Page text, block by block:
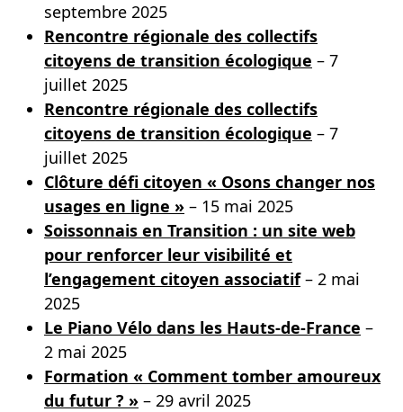
septembre 2025
Rencontre régionale des collectifs
citoyens de transition écologique – 7
juillet 2025
Rencontre régionale des collectifs
citoyens de transition écologique – 7
juillet 2025
Clôture défi citoyen « Osons changer nos
usages en ligne » – 15 mai 2025
Soissonnais en Transition : un site web
pour renforcer leur visibilité et
l’engagement citoyen associatif– 2 mai
2025
Le Piano Vélo dans les Hauts-de-France –
2 mai 2025
Formation « Comment tomber amoureux
du futur ? » – 29 avril 2025